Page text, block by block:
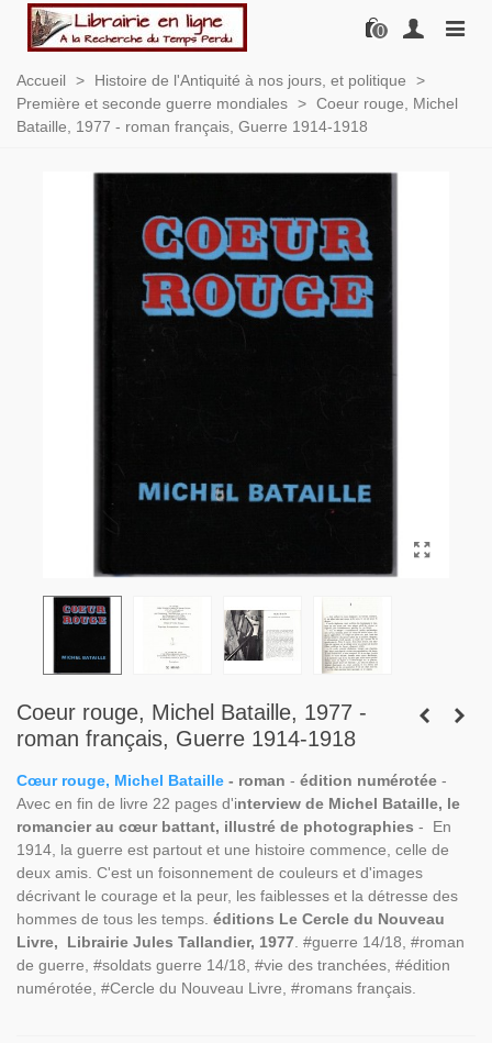
0
Accueil > Histoire de l'Antiquité à nos jours, et politique
>
Première et seconde guerre mondiales > Coeur rouge, Michel
Bataille, 1977 - roman français, Guerre 1914-1918
Coeur rouge, Michel Bataille, 1977 -
roman français, Guerre 1914-1918
Cœurrouge, Michel Bataille - roman - édition numérotée -
Avec en fin de livre 22 pages d'interview de Michel Bataille, le
romancier au cœur battant, illustré de photographies - En
1914, la guerre est partout et une histoire commence, celle de
deux amis. C'est un foisonnement de couleurs et d'images
décrivant le courage et la peur, les faiblesses et la détresse des
hommes de tous les temps. éditions Le Cercle du Nouveau
Livre, Librairie Jules Tallandier, 1977 . #guerre 14/18, #roman
de guerre, #soldats guerre 14/18, #vie des tranchées, #édition
numérotée, #Cercle du Nouveau Livre, #romans français.